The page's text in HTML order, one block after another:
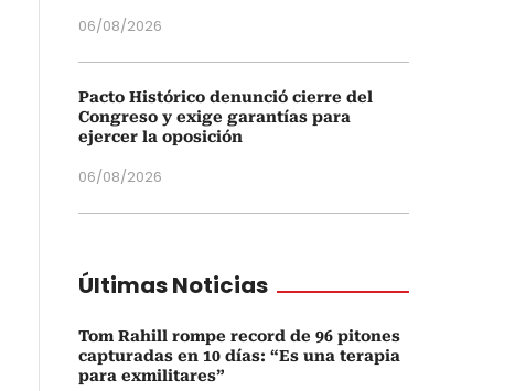
06/08/2026
Pacto Histórico denunció cierre del
Congreso y exige garantías para
ejercer la oposición
06/08/2026
Últimas Noticias
Tom Rahill rompe record de 96 pitones
capturadas en 10 días: “Es una terapia
para exmilitares”